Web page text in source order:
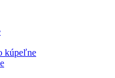
kúpeľne